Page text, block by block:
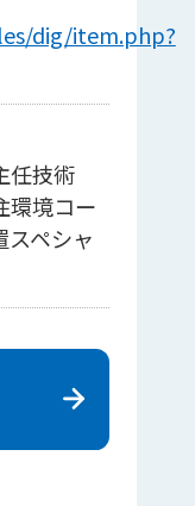
dig/item.php?
任技術
環境コー
スペシャ